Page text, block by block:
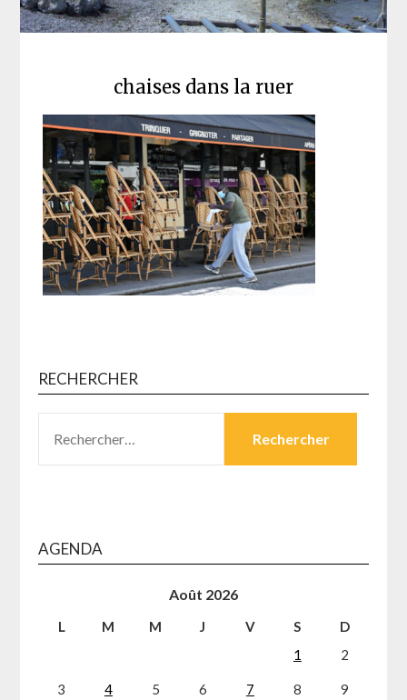
chaises dans la ruer
RECHERCHER
AGENDA
Août 2026
L M M J V S
D
1
2
3 4 5 6 7 8 9